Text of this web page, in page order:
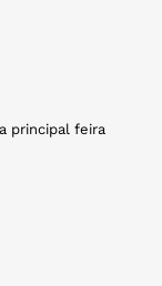
principal feira